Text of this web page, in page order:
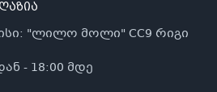
"ლილო მოლი" CC9 რიგი
- 18:00 მდე